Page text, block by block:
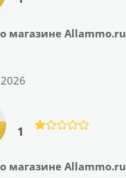
магазине Allammo.ru
1
магазине Allammo.ru